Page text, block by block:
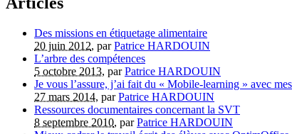
Des missions en étiquetage alimentaire
20 juin 2012, parPatrice HARDOUIN
L’arbre des compétences
5 octobre 2013, parPatrice HARDOUIN
Je vous l’assure, j’ai fait du « Mobile-learning » avec
27 mars 2014, parPatrice HARDOUIN
Ressources documentaires concernant la SVT
8 septembre 2010, parPatrice HARDOUIN